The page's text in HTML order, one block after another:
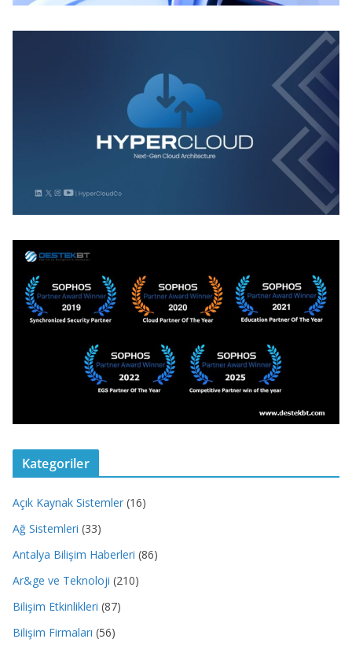
Kategoriler
Açık Kaynak Sistemler (16)
Ağ Sistemleri (33)
Antalya Bilişim Haberleri (86)
Ar&ge ve Teknoloji (210)
Bilişim Etkinlikleri (87)
Bilişim Firmaları (56)